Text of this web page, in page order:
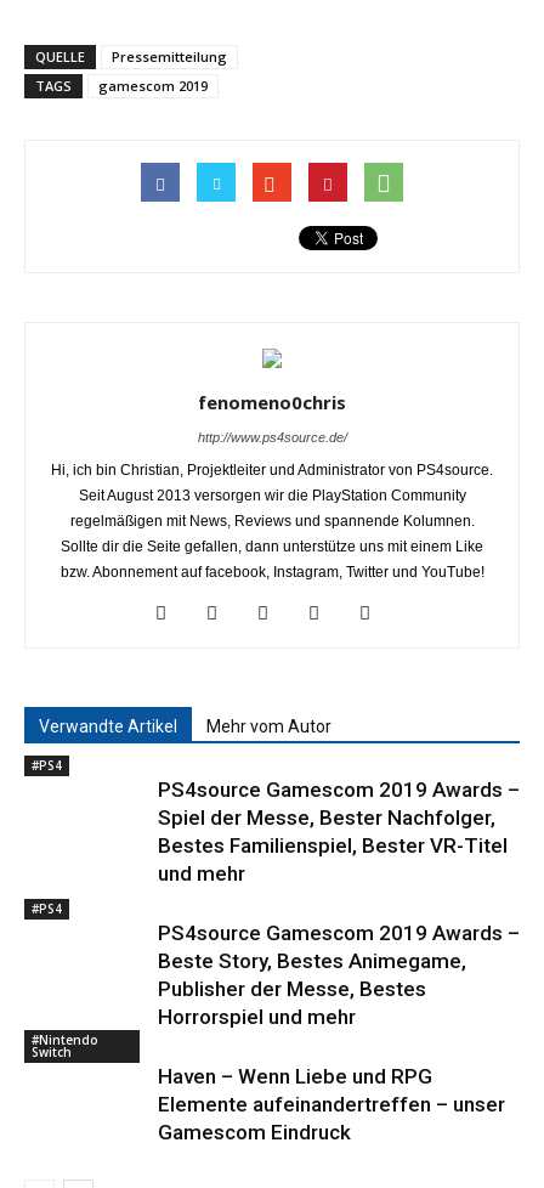
QUELLE
Pressemitteilung
TAGS
gamescom 2019
fenomeno0chris
http://www.ps4source.de/
Hi, ich bin Christian, Projektleiter und Administrator von PS4source.
Seit August 2013 versorgen wir die PlayStation Community
regelmäßigen mit News, Reviews und spannende Kolumnen.
Sollte dir die Seite gefallen, dann unterstütze uns mit einem Like
bzw. Abonnement auf facebook, Instagram, Twitter und YouTube!
Verwandte Artikel Mehr vom Autor
#PS4
PS4source Gamescom 2019 Awards –
Spiel der Messe, Bester Nachfolger,
Bestes Familienspiel, Bester VR-Titel
und mehr
#PS4
PS4source Gamescom 2019 Awards –
Beste Story, Bestes Animegame,
Publisher der Messe, Bestes
Horrorspiel und mehr
#Nintendo
Switch
Haven – Wenn Liebe und RPG
Elemente aufeinandertreffen – unser
Gamescom Eindruck